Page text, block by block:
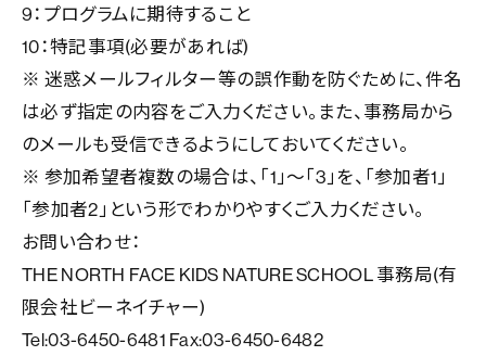
9：プログラムに期待すること
10：特記事項(必要があれば)
※ 迷惑メールフィルター等の誤作動を防ぐために、件名
は必ず指定の内容をご入力ください。また、事務局から
のメールも受信できるようにしておいてください。
※ 参加希望者複数の場合は、「1」～「3」を、「参加者1」
「参加者2」という形でわかりやすくご入力ください。
お問い合わせ：
THE NORTH FACE KIDS NATURE SCHOOL 事務局(有
限会社ビーネイチャー)
Tel:03-6450-6481 Fax:03-6450-6482